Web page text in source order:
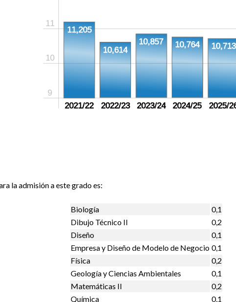
9
10
11
11,205
10,614
10,857 10,764 10,713
2021/22 2022/23 2023/24 2024/25 2025/
la admisión a este grado es:
Biología
0,1
Dibujo Técnico II
0,2
Diseño
0,1
Empresa y Diseño de Modelo de Negocio 0,1
Física
0,2
Geología y Ciencias Ambientales
0,1
Matemáticas II
0,2
Química
0,1